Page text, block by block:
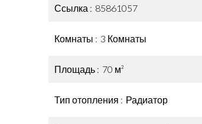
Ссылка 85861057
Комнаты 3 Комнаты
Площадь 70 м²
Тип отопления Радиатор